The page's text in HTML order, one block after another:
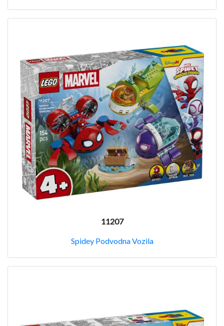
11207
Spidey Podvodna Vozila